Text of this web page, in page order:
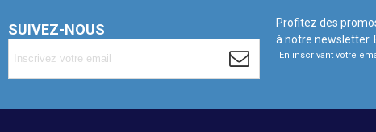
SUIVEZ-NOUS
Profitez des
à notre newsletter.
En inscrivant votre